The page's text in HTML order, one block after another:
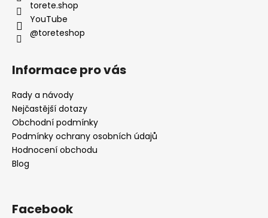
torete.shop
YouTube
@toreteshop
Informace pro vás
Rady a návody
Nejčastější dotazy
Obchodní podmínky
Podmínky ochrany osobních údajů
Hodnocení obchodu
Blog
Facebook